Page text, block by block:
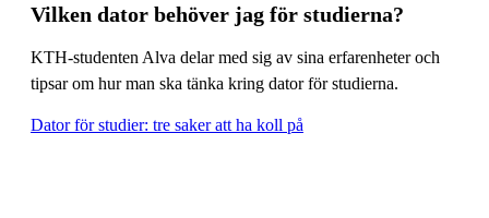
Vilken dator behöver jag för studierna?
KTH-studenten Alva delar med sig av sina erfarenheter och
tipsar om hur man ska tänka kring dator för studierna.
Dator för studier: tre saker att ha koll på